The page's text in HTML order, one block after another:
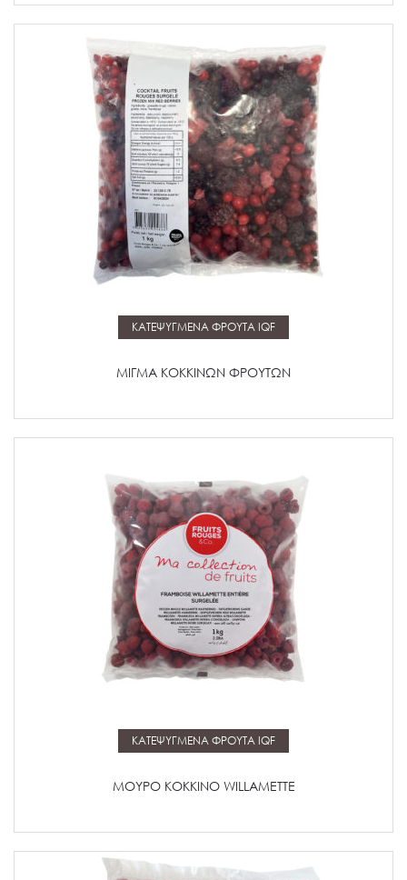
Μάθετε περισσότερα
ΚΑΤΕΨΥΓΜΕΝΑ ΦΡΟΥΤΑ IQF
ΜΙΓΜΑ ΚΟΚΚΙΝΩΝ ΦΡΟΥΤΩΝ
Μάθετε περισσότερα
ΚΑΤΕΨΥΓΜΕΝΑ ΦΡΟΥΤΑ IQF
ΜΟΥΡΟ ΚΟΚΚΙΝΟ WILLAMETTE